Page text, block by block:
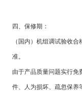
四、保修期：
（国内）机组调试验收
准。
由于产品质量问题实行免
件、人为损坏、疏忽保养